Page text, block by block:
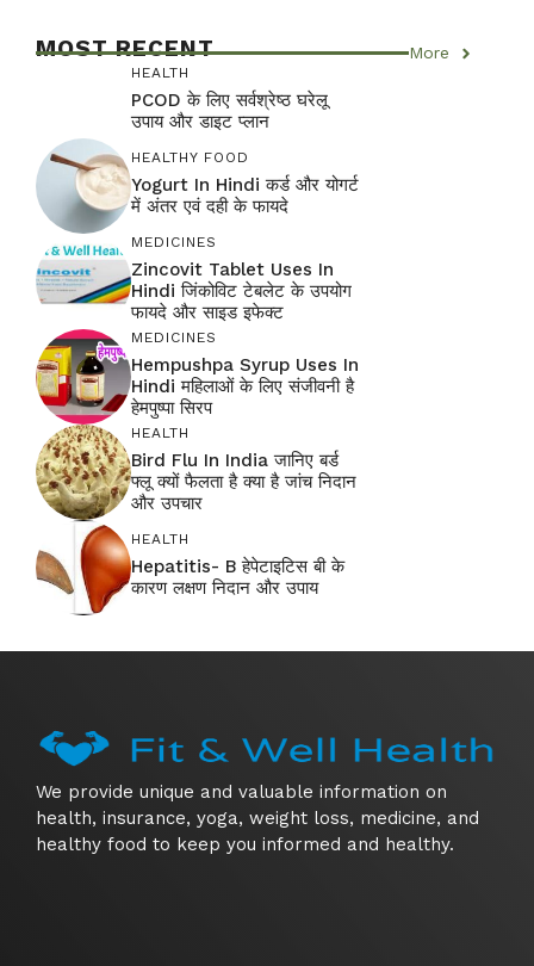
MOST RECENT More
HEALTH
PCOD के लिए सर्वश्रेष्ठ घरेलू
उपाय और डाइट प्लान
HEALTHY FOOD
Yogurt In Hindi कर्ड और योगर्ट
में अंतर एवं दही के फायदे
MEDICINES
Zincovit Tablet Uses In
Hindi जिंकोविट टेबलेट के उपयोग
फायदे और साइड इफेक्ट
MEDICINES
Hempushpa Syrup Uses In
Hindi महिलाओं के लिए संजीवनी है
हेमपुष्पा सिरप
HEALTH
Bird Flu In India जानिए बर्ड
फ्लू क्यों फैलता है क्या है जांच निदान
और उपचार
HEALTH
Hepatitis- B हेपेटाइटिस बी के
कारण लक्षण निदान और उपाय
We provide unique and valuable information on
health, insurance, yoga, weight loss, medicine, and
healthy food to keep you informed and healthy.